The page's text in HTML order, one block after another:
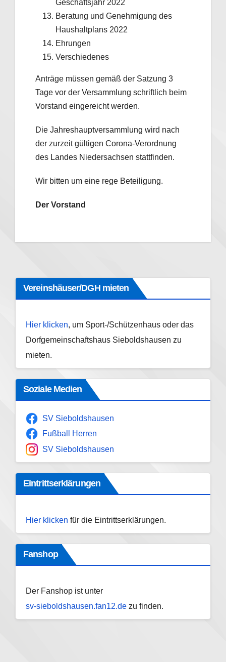
Geschäftsjahr 2022
Beratung und Genehmigung des
Haushaltplans 2022
Ehrungen
Verschiedenes
Anträge müssen gemäß der Satzung 3
Tage vor der Versammlung schriftlich beim
Vorstand eingereicht werden.
Die Jahreshauptversammlung wird nach
der zurzeit gültigen Corona-Verordnung
des Landes Niedersachsen stattfinden.
Wir bitten um eine rege Beteiligung.
Der Vorstand
Vereinshäuser/DGH mieten
Hier klicken, um Sport-/Schützenhaus oder das
Dorfgemeinschaftshaus Sieboldshausen zu
mieten.
Soziale Medien
SV Sieboldshausen
Fußball Herren
SV Sieboldshausen
Eintrittserklärungen
Hier klicken für die Eintrittserklärungen.
Fanshop
Der Fanshop ist unter
sv-sieboldshausen.fan12.de zu finden.